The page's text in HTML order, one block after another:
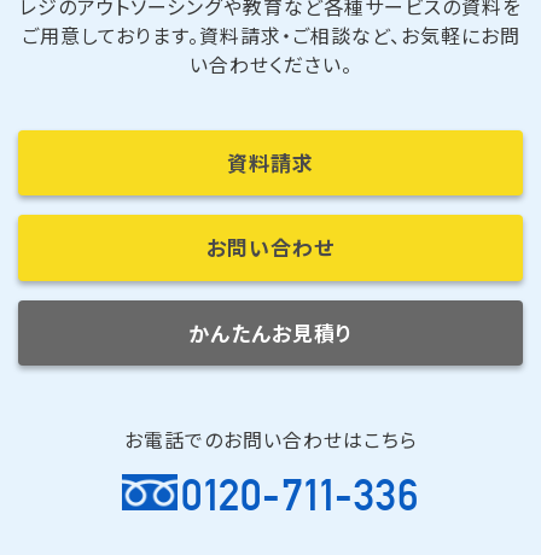
レジのアウトソーシングや教育など各種サービスの資料を
ご用意しております。資料請求・ご相談など、お気軽にお問
い合わせください。
資料請求
お問い合わせ
かんたんお見積り
お電話でのお問い合わせはこちら
0120-711-336